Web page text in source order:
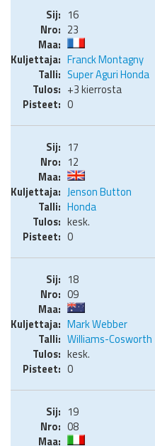
16
23
Franck Montagny
Super Aguri Honda
+3 kierrosta
0
17
12
Jenson Button
Honda
kesk.
0
18
09
Mark Webber
Williams-Cosworth
kesk.
0
19
08